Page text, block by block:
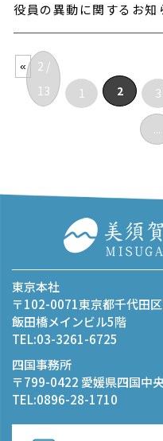
役員の異動に関するお知
2 /
13
«
1 2 3
...
東京本社
〒102-0071東京都千代田
飯田橋メインビル5階
TEL:03-3261-6725
四国事務所
〒799-0422 愛媛県四国中
TEL:0896-28-1710